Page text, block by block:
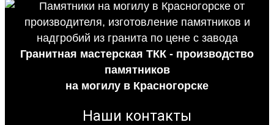
Гранитная мастерская ТКК - производство
памятников
на могилу в Красногорске
Наши контакты